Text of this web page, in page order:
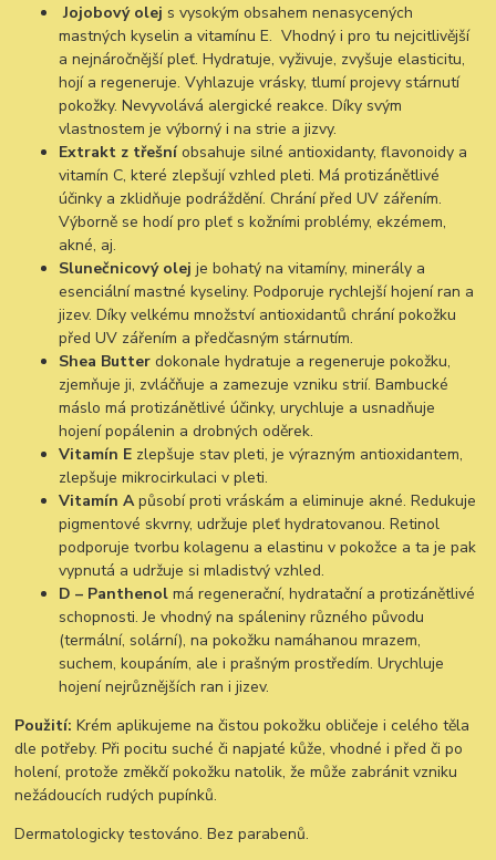
Jojobový olej s vysokým obsahem nenasycených
mastných kyselin a vitamínu E. Vhodný i pro tu nejcitlivější
a nejnáročnější pleť. Hydratuje, vyživuje, zvyšuje elasticitu,
hojí a regeneruje. Vyhlazuje vrásky, tlumí projevy stárnutí
pokožky. Nevyvolává alergické reakce. Díky svým
vlastnostem je výborný i na strie a jizvy.
Extrakt z třešníobsahuje silné antioxidanty, flavonoidy a
vitamín C, které zlepšují vzhled pleti. Má protizánětlivé
účinky a zklidňuje podráždění. Chrání před UV zářením.
Výborně se hodí pro pleť s kožními problémy, ekzémem,
akné, aj.
Slunečnicový olejje bohatý na vitamíny, minerály a
esenciální mastné kyseliny. Podporuje rychlejší hojení ran a
jizev. Díky velkému množství antioxidantů chrání pokožku
před UV zářením a předčasným stárnutím.
Shea Butterdokonale hydratuje a regeneruje pokožku,
zjemňuje ji, zvláčňuje a zamezuje vzniku strií. Bambucké
máslo má protizánětlivé účinky, urychluje a usnadňuje
hojení popálenin a drobných oděrek.
Vitamín E zlepšuje stav pleti, je výrazným antioxidantem,
zlepšuje mikrocirkulaci v pleti.
Vitamín Apůsobí proti vráskám a eliminuje akné. Redukuje
pigmentové skvrny, udržuje pleť hydratovanou. Retinol
podporuje tvorbu kolagenu a elastinu v pokožce a ta je pak
vypnutá a udržuje si mladistvý vzhled.
D – Panthenolmá regenerační, hydratační a protizánětlivé
schopnosti. Je vhodný na spáleniny různého původu
(termální, solární), na pokožku namáhanou mrazem,
suchem, koupáním, ale i prašným prostředím. Urychluje
hojení nejrůznějších ran i jizev.
Použití: Krém aplikujeme na čistou pokožku obličeje i celého těla
dle potřeby. Při pocitu suché či napjaté kůže, vhodné i před či po
holení, protože změkčí pokožku natolik, že může zabránit vzniku
nežádoucích rudých pupínků.
Dermatologicky testováno. Bez parabenů.